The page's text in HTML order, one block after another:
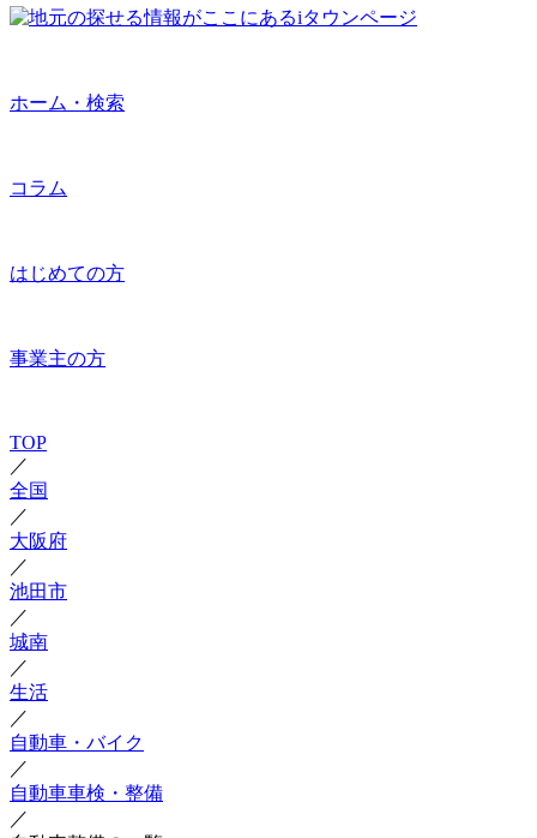
ホーム・検索
コラム
はじめての方
事業主の方
TOP
／
全国
／
大阪府
／
池田市
／
城南
／
生活
／
自動車・バイク
／
自動車車検・整備
／